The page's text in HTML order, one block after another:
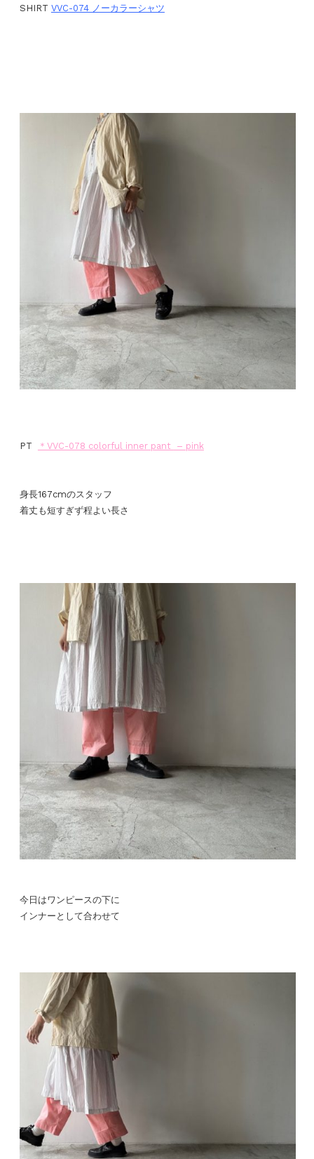
SHIRT VVC-074 ノーカラーシャツ
PT ＊VVC-078 colorful inner pant – pink
身長167cmのスタッフ
着丈も短すぎず程よい長さ
今日はワンピースの下に
インナーとして合わせて